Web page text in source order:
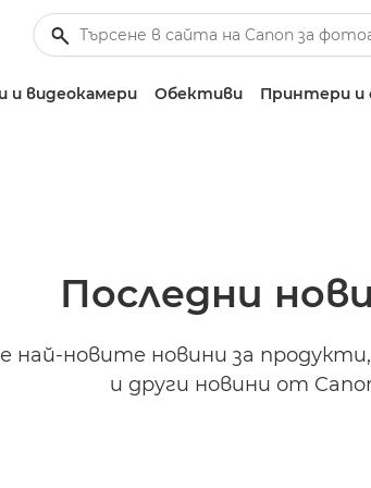
видеокамери Обективи Принтери и
Последни
новите новини за
и други новини от